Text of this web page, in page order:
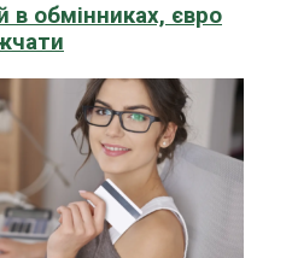
в обмінниках, євро